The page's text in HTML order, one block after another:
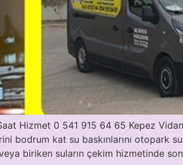
Hizmet 0 541 915 64 65 Kepez
bodrum kat su baskınlarını otopark su
biriken suların çekim hizmetinde